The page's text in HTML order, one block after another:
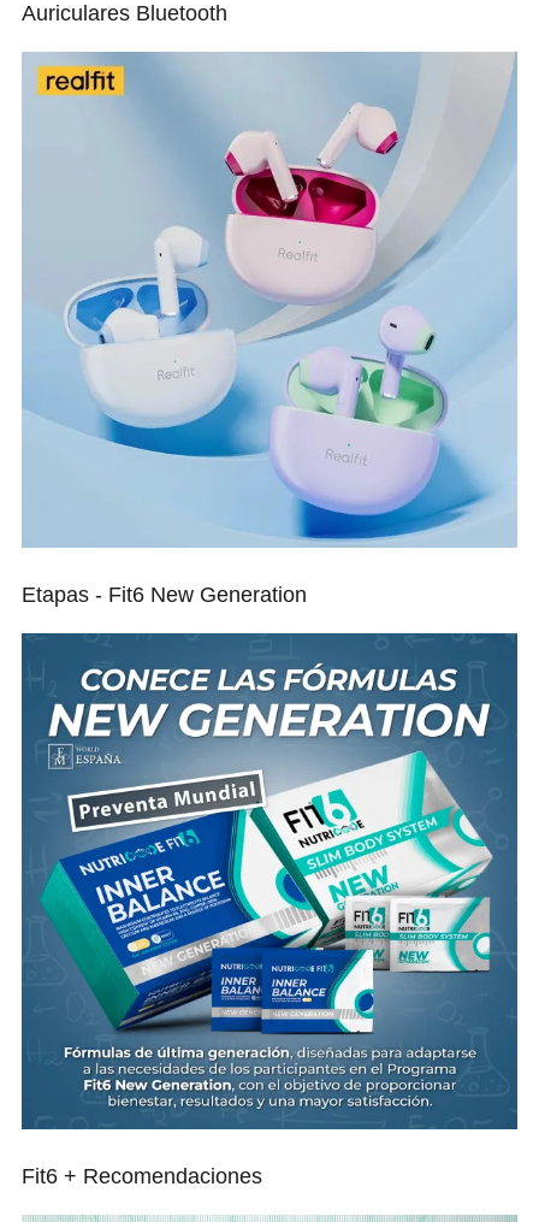
Auriculares Bluetooth
Etapas - Fit6 New Generation
Fit6 + Recomendaciones